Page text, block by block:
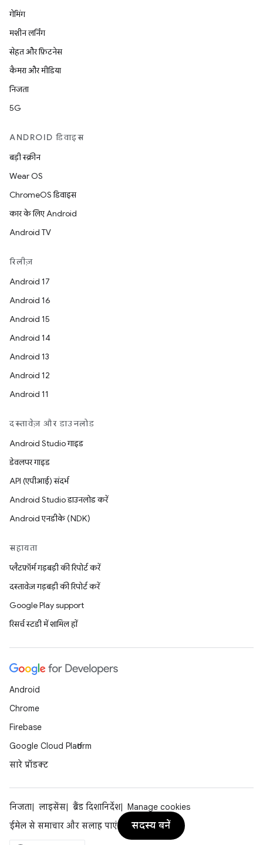
गेमिंग
मशीन लर्निंग
सेहत और फ़िटनेस
कैमरा और मीडिया
निजता
5G
ANDROID डिवाइस
बड़ी स्क्रीन
Wear OS
ChromeOS डिवाइस
कार के लिए Android
Android TV
रिलीज़
Android 17
Android 16
Android 15
Android 14
Android 13
Android 12
Android 11
दस्तावेज़ और डाउनलोड
Android Studio गाइड
डेवलपर गाइड
API (एपीआई) संदर्भ
Android Studio डाउनलोड करें
Android एनडीके (NDK)
सहायता
प्लैटफ़ॉर्म गड़बड़ी की रिपोर्ट करें
दस्तावेज़ गड़बड़ी की रिपोर्ट करें
Google Play support
रिसर्च स्टडी में शामिल हों
Android
Chrome
Firebase
Google Cloud Platform
सारे प्रॉडक्ट
निजता लाइसेंस ब्रैंड दिशानिर्देश
Manage cookies
ईमेल से समाचार और सलाह पाएं
सदस्य बनें